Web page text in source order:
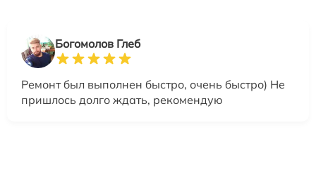
Богомолов Глеб
Ремонт был выполнен быстро, очень быстро) Не
пришлось долго ждать, рекомендую